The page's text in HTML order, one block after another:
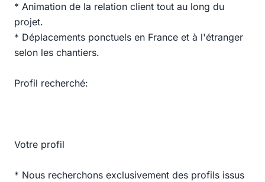
* Animation de la relation client tout au long du
projet.
* Déplacements ponctuels en France et à l'étranger
selon les chantiers.
Profil recherché:
Votre profil
* Nous recherchons exclusivement des profils issus